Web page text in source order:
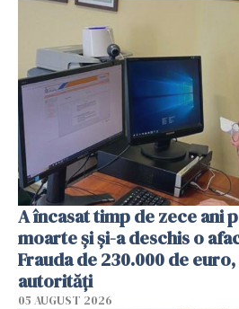
A încasat timp de zece ani
moarte și și-a deschis o
Frauda de 230.000 de
autorități
05 AUGUST 2026